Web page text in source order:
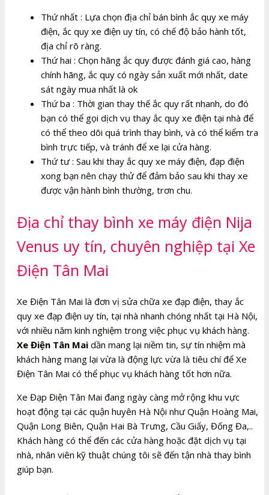
Thứ nhất : Lựa chọn địa chỉ bán bình ắc quy xe máy
điện, ắc quy xe điện uy tín, có chế độ bảo hành tốt,
địa chỉ rõ ràng.
Thứ hai : Chọn hãng ắc quy được đánh giá cao, hàng
chính hãng, ắc quy có ngày sản xuất mới nhất, date
sát ngày mua nhất là ok
Thứ ba : Thời gian thay thế ắc quy rất nhanh, do đó
bạn có thể gọi dịch vụ thay ắc quy xe điện tại nhà để
có thể theo dõi quá trình thay bình, và có thể kiểm tra
bình trực tiếp, và tránh để xe lại cửa hàng.
Thứ tư : Sau khi thay ắc quy xe máy điện, đạp điện
xong bạn nên chạy thử để đảm bảo sau khi thay xe
được vận hành bình thường, trơn chu.
Địa chỉ thay bình xe máy điện Nija
Venus uy tín, chuyên nghiệp tại Xe
Điện Tân Mai
Xe Điện Tân Mai là đơn vị sửa chữa xe đạp điện, thay ắc
quy xe đạp điện uy tín, tại nhà nhanh chóng nhất tại Hà Nội,
với nhiều năm kinh nghiệm trong việc phục vụ khách hàng.
Xe Điện Tân Mai dần mang lại niềm tin, sự tín nhiệm mà
khách hàng mang lại vừa là động lực vừa là tiêu chí để Xe
Điện Tân Mai có thể phục vụ khách hàng tốt hơn nữa.
Xe Đạp Điện Tân Mai đang ngày càng mở rộng khu vực
hoạt động tại các quận huyên Hà Nội như Quận Hoàng Mai,
Quận Long Biên, Quận Hai Bà Trưng, Cầu Giấy, Đống Đa,..
Khách hàng có thể đến các cửa hàng hoặc đặt dịch vụ tại
nhà, nhân viên kỹ thuật chúng tôi sẽ đến tận nhà thay bình
giúp bạn.